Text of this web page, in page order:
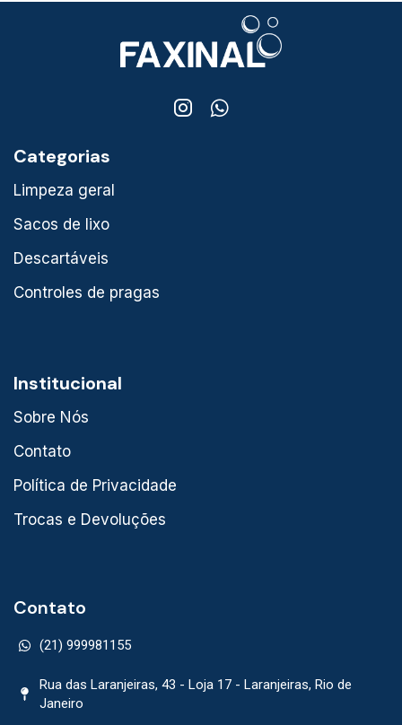
Categorias
Limpeza geral
Sacos de lixo
Descartáveis
Controles de pragas
Institucional
Sobre Nós
Contato
Política de Privacidade
Trocas e Devoluções
Contato
(21) 999981155
Rua das Laranjeiras, 43 - Loja 17 - Laranjeiras, Rio de
Janeiro